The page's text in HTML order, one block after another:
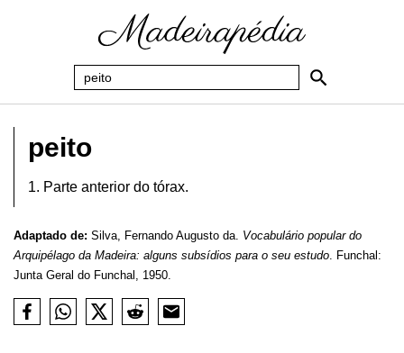
peito
1. Parte anterior do tórax.
Adaptado de: Silva, Fernando Augusto da. Vocabulário popular do
Arquipélago da Madeira: alguns subsídios para o seu estudo. Funchal:
Junta Geral do Funchal, 1950.